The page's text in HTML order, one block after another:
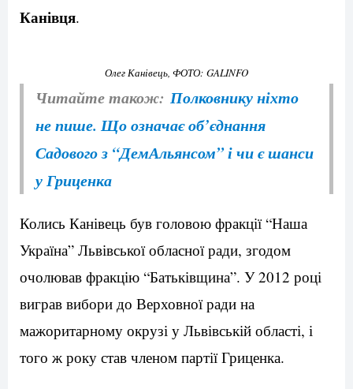
Канівця.
Олег Канівець, ФОТО: GALINFO
Читайте також: Полковнику ніхто
не пише. Що означає об’єднання
Садового з “ДемАльянсом” і чи є шанси
у Гриценка
Колись Канівець був головою фракції “Наша
Україна” Львівської обласної ради, згодом
очолював фракцію “Батьківщина”. У 2012 році
виграв вибори до Верховної ради на
мажоритарному окрузі у Львівській області, і
того ж року став членом партії Гриценка.